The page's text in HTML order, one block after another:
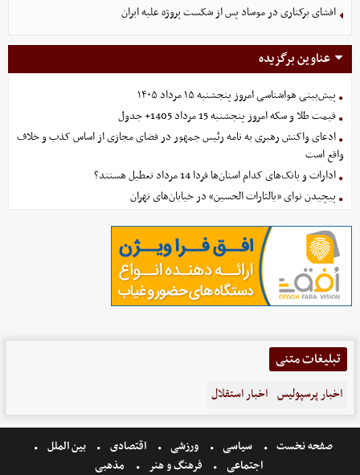
افشای برکناری در موساد پس از شکست پروژه علیه ایران
عناوین برگزیده
پیش‌بینی هواشناسی امروز پنجشنبه ۱۵ مرداد ۱۴۰۵
قیمت طلا و سکه امروز پنجشنبه 15 مرداد 1405+ جدول
ادعای واکنش رهبری به نامه رئیس جمهور در فضای مجازی از اساس کذب و خلاف
واقع است
ادارات و بانک‌های کدام استان‌ها فردا 14 مرداد تعطیل هستند؟
پیچیدن نوای «یالثارات الحسین» در خیابان‌های تهران
تبلیغات متنی
اخبار پرسپولیس اخبار استقلال
صفحه نخست سیاسی ورزشی اقتصادی
بین الملل
اجتماعی
فرهنگ و هنر مذهبی